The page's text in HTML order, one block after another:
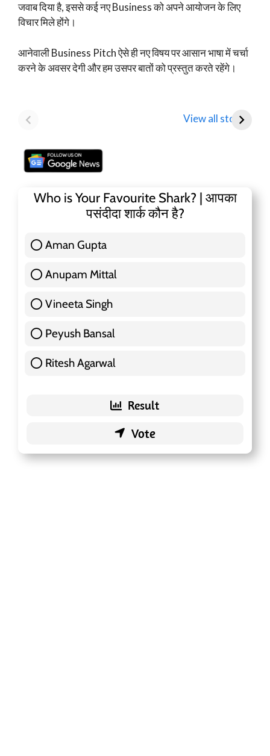
जवाब दिया है, इससे कई नए Business को अपने आयोजन के लिए
विचार मिले होंगे।
आनेवाली Business Pitchऐसे ही नए विषय पर आसान भाषा में चर्चा
करने के अवसर देगी और हम उसपर बातों को प्रस्तुत करते रहेंगे।
View all stories
Parent Honasa
Shares Fall Below
Who is Your Favourite Shark? | आपका
पसंदीदा शार्क कौन है?
Aman Gupta
Anupam Mittal
Vineeta Singh
Peyush Bansal
Ritesh Agarwal